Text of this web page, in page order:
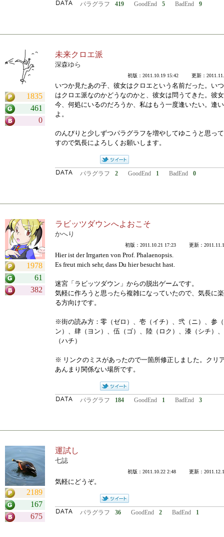
パラグラフ 419 GoodEnd 5 BadEnd 9
1835
461
0
未来クロエ派
深森ゆら
初版：2011.10.19 15:42 更新：
いつか見たあの子、彼女はクロエという名前だった。い
はクロエ派なのかどうなのかと、彼女は問うてきた。彼
今、何処にいるのだろうか、私はもう一度逢いたい。逢
よ。
のんびりと少しずつパラグラフを増やしてゆこうと思っ
すので気長によろしくお願いします。
パラグラフ 2 GoodEnd 1 BadEnd 0
1978
61
382
ラビッツダウンへよおこそ
かへり
初版：2011.10.21 17:23 更新：
Hier ist der Irrgarten von Prof. Phalaenopsis.
Es freut mich sehr, dass Du hier besucht hast.
迷宮「ラビッツダウン」からの脱出ゲームです。
気軽に作ろうと思ったら複雑になっていたので、気長に
る方向けです。
※街の読み方：零（ゼロ）、壱（イチ）、弐（ニ）、参
ン）、肆（ヨン）、伍（ゴ）、陸（ロク）、漆（シチ）
（ハチ）
※ リンクのミスがあったので一箇所修正しました。クリ
あんまり関係ない場所です。
パラグラフ 184 GoodEnd 1 BadEnd 3
2189
167
675
運試し
七誌
初版：2011.10.22 2:48 更新：
気軽にどうぞ。
パラグラフ 36 GoodEnd 2 BadEnd 1